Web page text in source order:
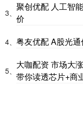
3、
聚创优配 人工智
价
4、 粤友优配 A股光
5、
大咖配资 市场大
带你读透芯片+商